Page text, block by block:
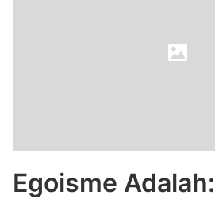
Egoisme Adalah: